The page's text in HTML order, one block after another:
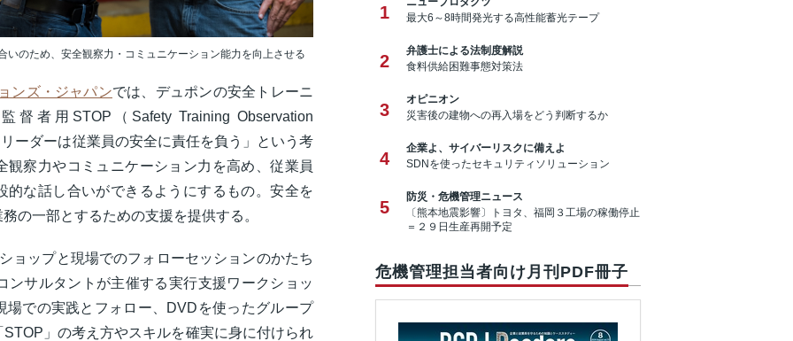
いのため、安全観察力・コミュニケーション能力を向上させる
ンズ・ジャパンでは、デュポンの安全トレーニ
者用STOP（Safety Training Observation
ーダーは従業員の安全に責任を負う」という考
観察力やコミュニケーション力を高め、従業員
的な話し合いができるようにするもの。安全を
の一部とするための支援を提供する。
ョップと現場でのフォローセッションのかたち
ンサルタントが主催する実行支援ワークショッ
場での実践とフォロー、DVDを使ったグループ
」の考え方やスキルを確実に身に付けられ
1
最大6～8時間発光する高性能蓄光テープ
2
弁護士による法制度解説
食料供給困難事態対策法
3
オピニオン
災害後の建物への再入場をどう判断するか
4
企業よ、サイバーリスクに備えよ
SDNを使ったセキュリティソリューション
5
防災・危機管理ニュース
〔熊本地震影響〕トヨタ、福岡３工場の稼働停止
＝２９日生産再開予定
危機管理担当者向け月刊PDF冊子